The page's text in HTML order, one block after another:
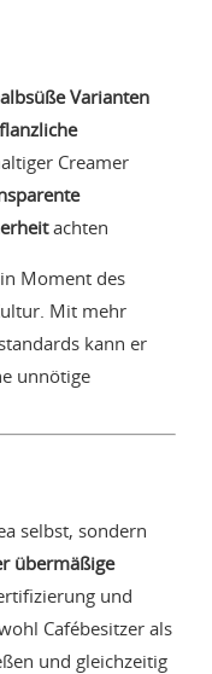
Varianten
Creamer
achten
Moment des
Mit mehr
kann er
unnötige
selbst, sondern
übermäßige
und
Cafébesitzer als
und gleichzeitig